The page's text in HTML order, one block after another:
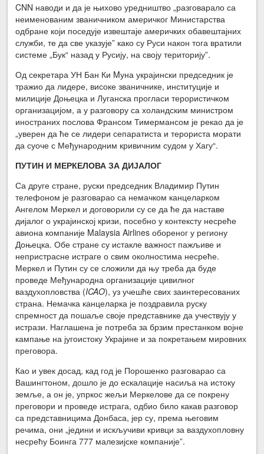
CNN наводи и да је њихово уредништво „разговарало са
неименованим званичником америчког Министарства
одбране који поседује извештаје америчких обавештајних
служби, те да све указује” како су Руси након тога вратили
системе „Бук“ назад у Русију, на своју територију”.
Од секретара УН Бан Ки Mуна украјински председник је
тражио да лидере, високе званичнике, институције и
милиције Доњецка и Луганска прогласи терористичком
организацијом, а у разговору са холандским министром
иностраних послова Франсом Тимермансом је рекао да је
„уверен да ће се лидери сепаратиста и терориста морати
да суоче с Међународним кривичним судом у Хагу“.
ПУТИН И МЕРКЕЛОВА ЗА ДИЈАЛОГ
Са друге стране, руски председник Владимир Путин
телефоном је разговарао са немачком канцеларком
Ангелом Меркел и договорили су се да ће да наставе
дијалог о украјинској кризи, посебно у контексту несреће
авиона компаније Malaysia Airlines обореног у региону
Доњецка. Обе стране су истакле важност пажљиве и
непристрасне истраге о свим околностима несреће.
Меркел и Путин су се сложили да њу треба да буде
проведе Међународна организације цивилног
ваздухопловства (ICAO), уз учешће свих заинтересованих
страна. Немачка канцеларка је поздравила руску
спремност да пошаље своје представнике да учествују у
истрази. Наглашена је потреба за брзим престанком војне
кампање на југоистоку Украјине и за покретањем мировних
преговора.
Као и увек досад, кад год је Порошенко разговарао са
Вашингтоном, дошло је до ескалације насиља на истоку
земље, а он је, упркос жељи Меркелове да се покрену
преговори и проведе истрага, одбио било какав разговор
са представницима Донбаса, јер су, према његовим
речима, они „једини и искључиви кривци за ваздухопловну
несрећу Боинга 777 малезијске компаније”.